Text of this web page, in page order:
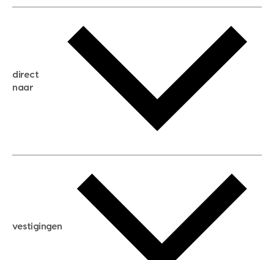
gratis zoekservice
huis verkopen
huis kopen
aankoopadvies
verkoopadvies
hypotheekadvies
direct
naar
hypotheek berekenen
maximale hypotheek berekenen
hypotheek bespaarcheck
gratis zoekprofiel aanmaken
vestigingen